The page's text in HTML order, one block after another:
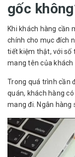
gốc
Khi khách hàng cần
chính cho mục đích
tiết kiệm thật, với số
mang tên của khách
Trong quá trình cần
quán, khách hàng
mang đi. Ngân hàng